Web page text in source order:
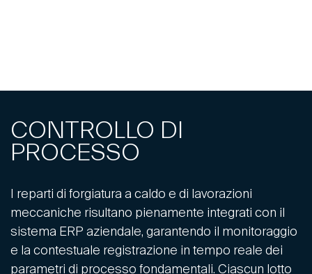
CONTROLLO DI
PROCESSO
I reparti di forgiatura a caldo e di lavorazioni
meccaniche risultano pienamente integrati con il
sistema ERP aziendale, garantendo il monitoraggio
e la contestuale registrazione in tempo reale dei
parametri di processo fondamentali. Ciascun lotto